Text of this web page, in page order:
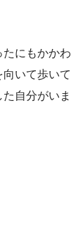
にもかかわ
いて歩いて
自分がいま